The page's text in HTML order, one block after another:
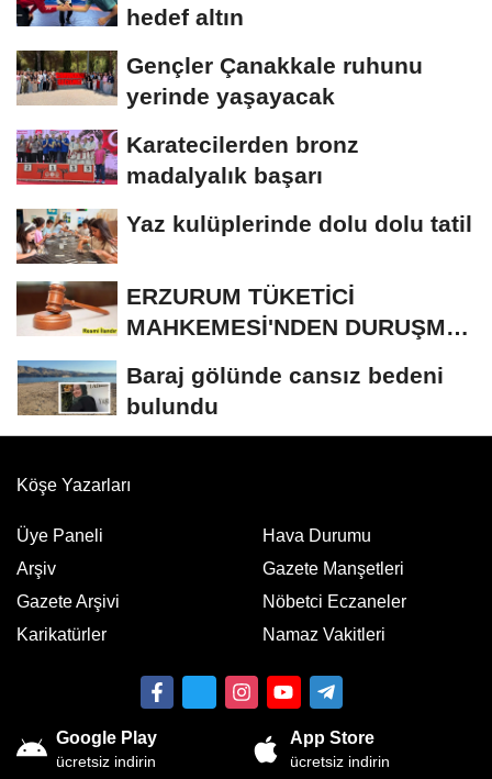
hedef altın
Gençler Çanakkale ruhunu
yerinde yaşayacak
Karatecilerden bronz
madalyalık başarı
Yaz kulüplerinde dolu dolu tatil
ERZURUM TÜKETİCİ
MAHKEMESİ'NDEN DURUŞMA
Baraj gölünde cansız bedeni
bulundu
Köşe Yazarları
Üye Paneli
Arşiv
Gazete Arşivi
Karikatürler
Hava Durumu
Gazete Manşetleri
Nöbetci Eczaneler
Namaz Vakitleri
Google Play
ücretsiz indirin
App Store
ücretsiz indirin